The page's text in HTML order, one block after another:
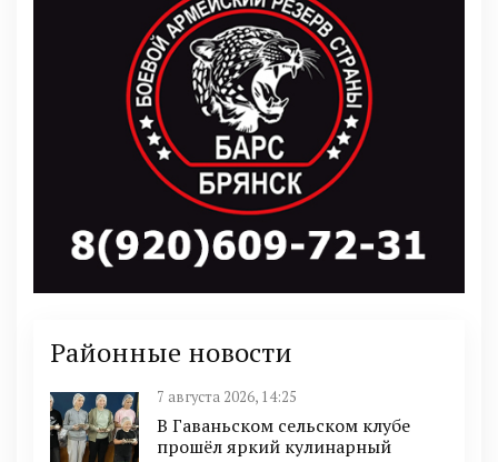
Районные новости
7 августа 2026, 14:25
В Гаваньском сельском клубе
прошёл яркий кулинарный